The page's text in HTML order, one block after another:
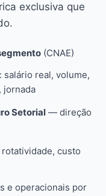
exclusiva que
(CNAE)
real, volume,
jornada
Setorial — direção
custo
e operacionais por